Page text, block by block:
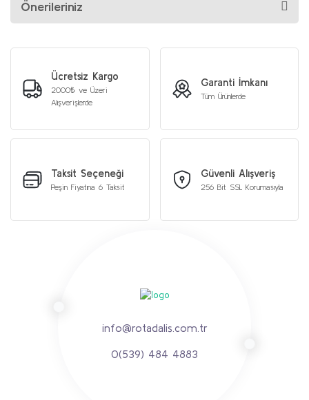
Önerileriniz
Ücretsiz Kargo
2000₺ ve Üzeri
Alışverişlerde
Garanti İmkanı
Tüm Ürünlerde
Taksit Seçeneği
Peşin Fiyatına 6 Taksit
Güvenli Alışveriş
256 Bit SSL Korumasıyla
info@rotadalis.com.tr
0(539) 484 4883